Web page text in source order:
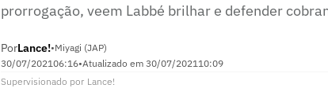
prorrogação, veem Labbé brilhar e defender
PorLance!•Miyagi (JAP)
30/07/202106:16•Atualizado em 30/07/202110:09
Supervisionado por Lance!